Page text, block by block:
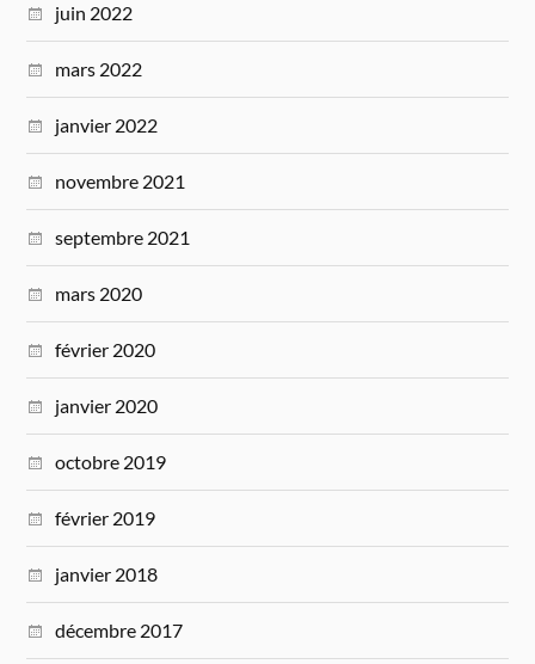
juin 2022
mars 2022
janvier 2022
novembre 2021
septembre 2021
mars 2020
février 2020
janvier 2020
octobre 2019
février 2019
janvier 2018
décembre 2017